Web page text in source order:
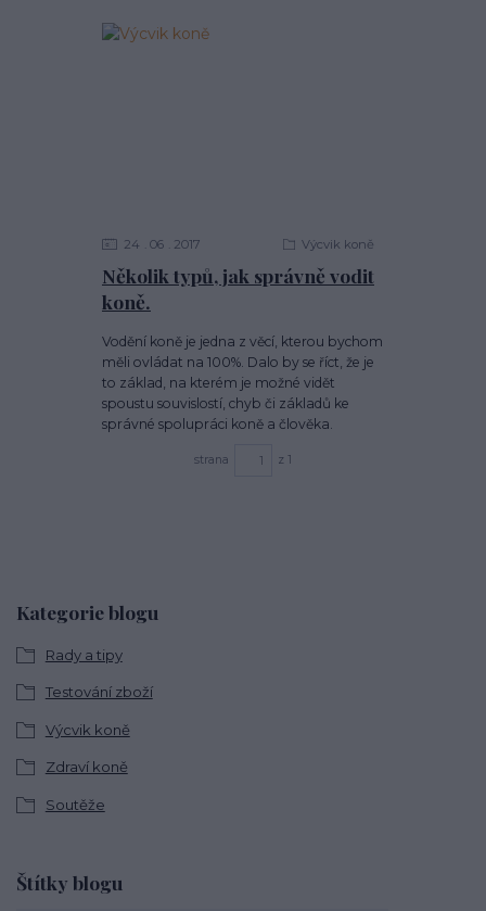
Kategorie blogu
Rady a tipy
Testování zboží
Výcvik koně
Zdraví koně
Soutěže
Štítky blogu
Několik typů, jak správně vodit
koně.
24 06 2017 Výcvik koně
Vodění koně je jedna z věcí, kterou bychom
měli ovládat na 100%. Dalo by se říct, že je
to základ, na kterém je možné vidět
spoustu souvislostí, chyb či základů ke
správné spolupráci koně a člověka.
strana z 1